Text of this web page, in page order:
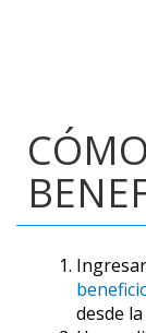
desde la